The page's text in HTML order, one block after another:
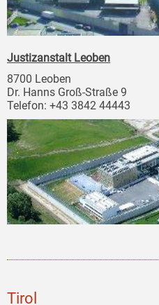
Justizanstalt Leoben
8700 Leoben
Dr. Hanns Groß-Straße 9
Telefon: +43 3842 44443
Tirol